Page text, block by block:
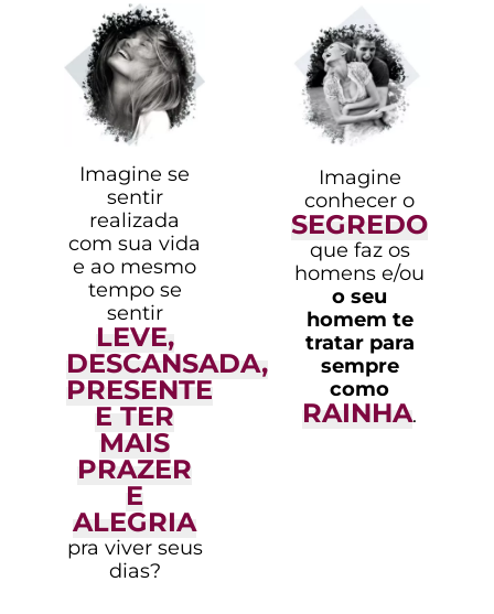
Imagine se
sentir
realizada
com sua vida
e ao mesmo
tempo se
sentir
LEVE,
DESCANSADA,
PRESENTE
E TER
MAIS
PRAZER
E
ALEGRIA
pra viver seus
dias?
Imagine
conhecer o
SEGREDO
que faz os
homens e/ou
o seu
homem te
tratar para
sempre
como
RAINHA.